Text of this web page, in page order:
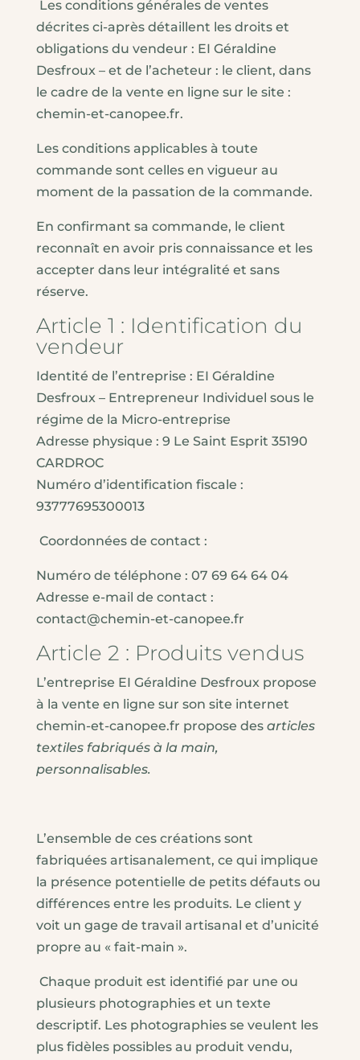
Les conditions générales de ventes
décrites ci-après détaillent les droits et
obligations du vendeur : EI Géraldine
Desfroux – et de l’acheteur : le client, dans
le cadre de la vente en ligne sur le site :
chemin-et-canopee.fr.
Les conditions applicables à toute
commande sont celles en vigueur au
moment de la passation de la commande.
En confirmant sa commande, le client
reconnaît en avoir pris connaissance et les
accepter dans leur intégralité et sans
réserve.
Article 1 : Identification du
vendeur
Identité de l’entreprise : EI Géraldine
Desfroux – Entrepreneur Individuel sous le
régime de la Micro-entreprise
Adresse physique : 9 Le Saint Esprit 35190
CARDROC
Numéro d’identification fiscale :
93777695300013
Coordonnées de contact :
Numéro de téléphone : 07 69 64 64 04
Adresse e-mail de contact :
contact@chemin-et-canopee.fr
Article 2 : Produits vendus
L’entreprise EI Géraldine Desfroux propose
à la vente en ligne sur son site internet
chemin-et-canopee.fr propose desarticles
textiles fabriqués à la main,
personnalisables.
L’ensemble de ces créations sont
fabriquées artisanalement, ce qui implique
la présence potentielle de petits défauts ou
différences entre les produits. Le client y
voit un gage de travail artisanal et d’unicité
propre au « fait-main ».
Chaque produit est identifié par une ou
plusieurs photographies et un texte
descriptif. Les photographies se veulent les
plus fidèles possibles au produit vendu,